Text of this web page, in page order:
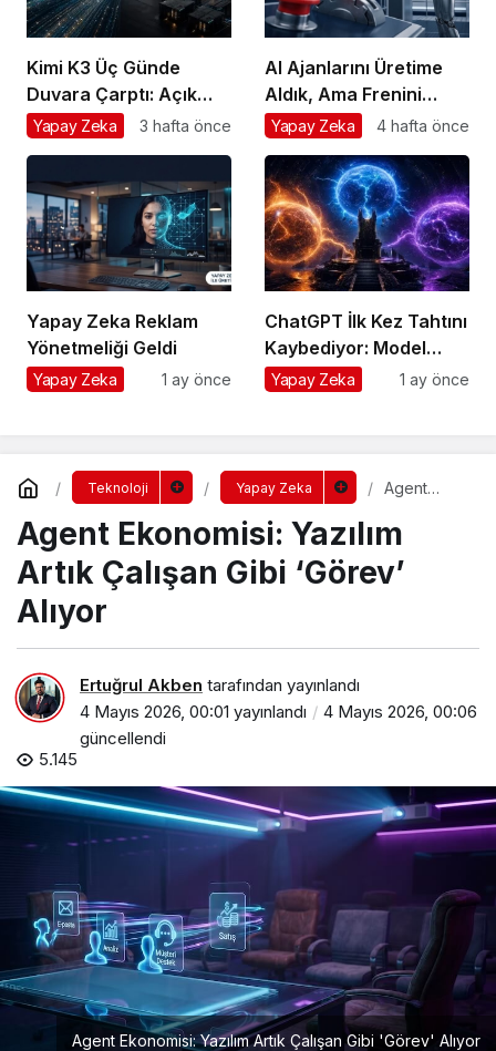
Kimi K3 Üç Günde
Duvara Çarptı: Açık
Model Yarışında Asıl
Yapay Zeka 3 hafta önce
AI Ajanlarını Üretime
Aldık, Ama Frenini
Takmayı Unuttuk
Yapay Zeka 4 hafta önce
Yapay Zeka Reklam
Yönetmeliği Geldi
Yapay Zeka 1 ay önce
ChatGPT İlk Kez Tahtını
Kaybediyor: Model
Savaşında Girişimcinin
Yapay Zeka 1 ay önce
Teknoloji Yapay Zeka
Agent
Yazılım
Artık
Çalışan Gibi
‘Görev’
Agent Ekonomisi: Yazılım
Artık Çalışan Gibi ‘Görev’
Alıyor
Ertuğrul Akben tarafından yayınlandı
4 Mayıs 2026, 00:01 yayınlandı
4 Mayıs 2026, 00:06
güncellendi
5.145
Agent Ekonomisi: Yazılım Artık Çalışan Gibi 'Görev' Alıyor